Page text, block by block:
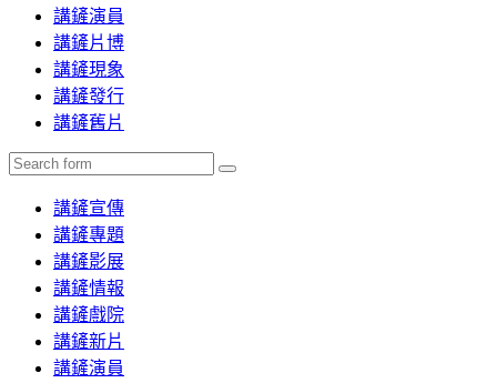
講鏟演員
講鏟片博
講鏟現象
講鏟發行
講鏟舊片
Search
講鏟宣傳
講鏟專題
講鏟影展
講鏟情報
講鏟戲院
講鏟新片
講鏟演員